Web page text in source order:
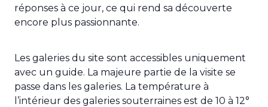
réponses à ce jour, ce qui rend sa découverte
encore plus passionnante.
Les galeries du site sont accessibles uniquement
avec un guide. La majeure partie de la visite se
passe dans les galeries. La température à
l’intérieur des galeries souterraines est de 10 à 12°